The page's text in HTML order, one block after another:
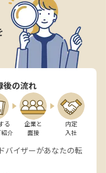
後の流れ
る
介
企業と
面接
内定
入社
バイザーがあなたの転